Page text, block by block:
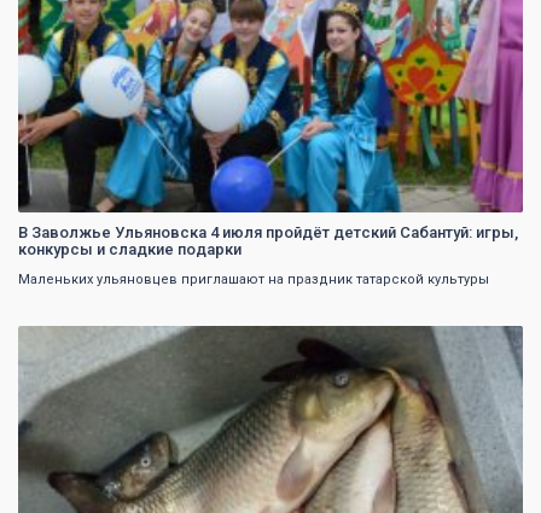
В Заволжье Ульяновска 4 июля пройдёт детский Сабантуй: игры,
конкурсы и сладкие подарки
Маленьких ульяновцев приглашают на праздник татарской культуры